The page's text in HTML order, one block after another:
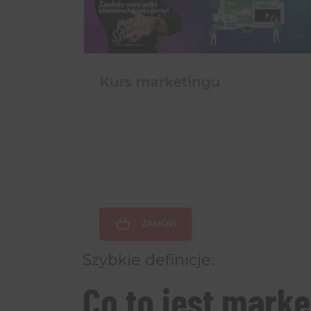
Szybkie definicje:
Co to jest